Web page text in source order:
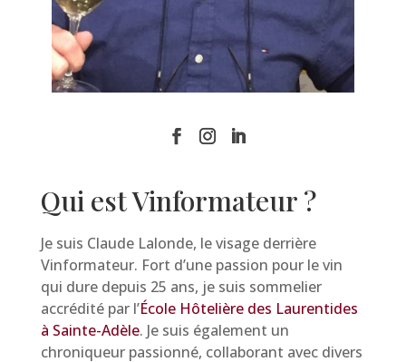
Qui est Vinformateur ?
Je suis Claude Lalonde, le visage derrière
Vinformateur. Fort d’une passion pour le vin
qui dure depuis 25 ans, je suis sommelier
accrédité par l’École Hôtelière des Laurentides
à Sainte-Adèle. Je suis également un
chroniqueur passionné, collaborant avec divers